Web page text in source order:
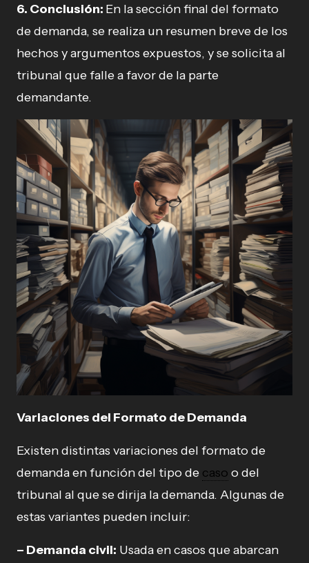
6. Conclusión: En la sección final del formato
de demanda, se realiza un resumen breve de los
hechos y argumentos expuestos, y se solicita al
tribunal que falle a favor de la parte
demandante.
Variaciones del Formato de Demanda
Existen distintas variaciones del formato de
demanda en función del tipo de caso o del
tribunal al que se dirija la demanda. Algunas de
estas variantes pueden incluir:
– Demanda civil: Usada en casos que abarcan